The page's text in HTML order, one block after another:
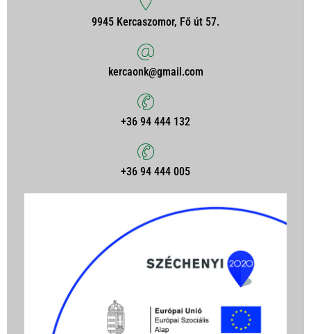
9945 Kercaszomor, Fő út 57.
kercaonk@gmail.com
+36 94 444 132
+36 94 444 005